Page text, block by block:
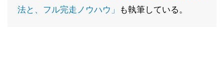
法と、フル完走ノウハウ」
も執筆している。